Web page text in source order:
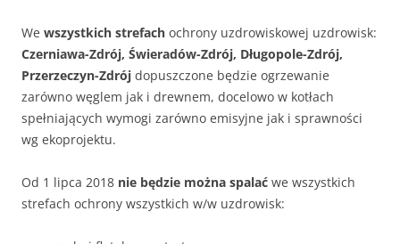
We wszystkich strefach ochrony uzdrowiskowej uzdrowisk:
Czerniawa-Zdrój, Świeradów-Zdrój, Długopole-Zdrój,
Przerzeczyn-Zdrój dopuszczone będzie ogrzewanie
zarówno węglem jak i drewnem, docelowo w kotłach
spełniających wymogi zarówno emisyjne jak i sprawności
wg ekoprojektu.
Od 1 lipca 2018 nie będzie można spalać we wszystkich
strefach ochrony wszystkich w/w uzdrowisk: